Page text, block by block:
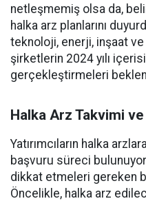
netleşmemiş olsa da,
halka arz planlarını
teknoloji, enerji, inşaat
şirketlerin 2024 yılı
gerçekleştirmeleri
Halka Arz Takvimi
Yatırımcıların halka
başvuru süreci
dikkat etmeleri gereken
Öncelikle, halka arz